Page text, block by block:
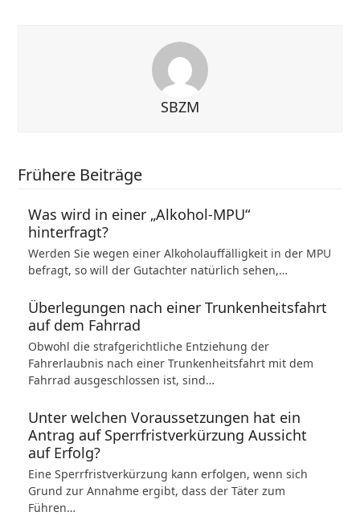
SBZM
Frühere Beiträge
Was wird in einer „Alkohol-MPU“
hinterfragt?
Werden Sie wegen einer Alkoholauffälligkeit in der MPU
befragt, so will der Gutachter natürlich sehen,…
Überlegungen nach einer Trunkenheitsfahrt
auf dem Fahrrad
Obwohl die strafgerichtliche Entziehung der
Fahrerlaubnis nach einer Trunkenheitsfahrt mit dem
Fahrrad ausgeschlossen ist, sind…
Unter welchen Voraussetzungen hat ein
Antrag auf Sperrfristverkürzung Aussicht
auf Erfolg?
Eine Sperrfristverkürzung kann erfolgen, wenn sich
Grund zur Annahme ergibt, dass der Täter zum
Führen…